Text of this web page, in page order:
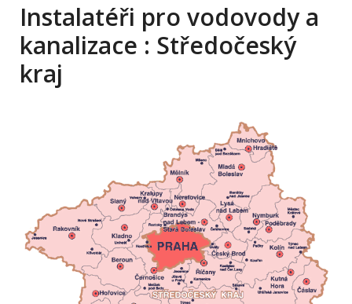
Instalatéři pro vodovody a
kanalizace : Středočeský
kraj